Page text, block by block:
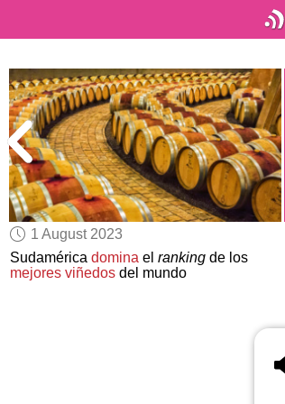
1 August 2023
Sudaméricadomina elranking de los
mejores viñedos del mundo